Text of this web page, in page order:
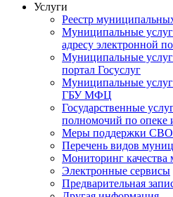
Услуги
Реестр
Муниципальные
адресу электронной
Муниципальные
портал Госуслуг
Муниципальные
ГБУ МФЦ
Государственные
полномочий по опеке
Меры поддержки СВО
Перечень видов
Мониторинг
Электронные сервисы
Предварительная